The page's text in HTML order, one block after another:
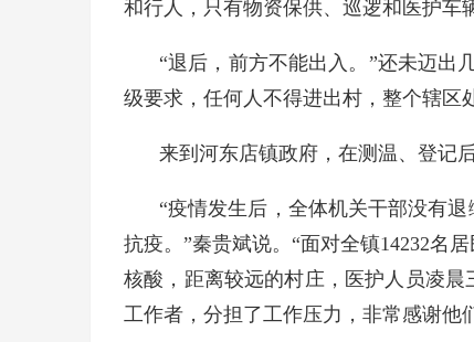
和行人，只有物资保供、巡逻和医护车
“退后，前方不能出入。”还未迈出
级要求，任何人不得进出村，整个辖区
来到河东店镇政府，在测温、登记
“疫情发生后，全体机关干部没有
抗疫。”秦贵斌说。“面对全镇14232名
核酸，距离较远的村庄，医护人员凌
工作者，分担了工作压力，非常感谢他